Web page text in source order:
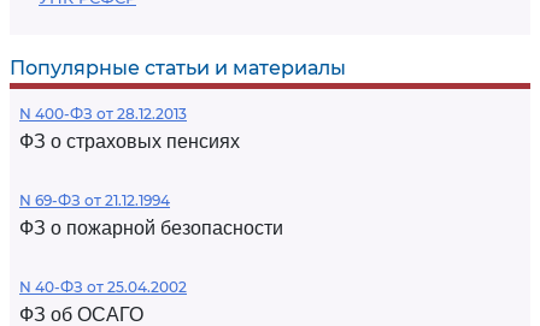
Популярные статьи и материалы
N 400-ФЗ от 28.12.2013
ФЗ о страховых пенсиях
N 69-ФЗ от 21.12.1994
ФЗ о пожарной безопасности
N 40-ФЗ от 25.04.2002
ФЗ об ОСАГО